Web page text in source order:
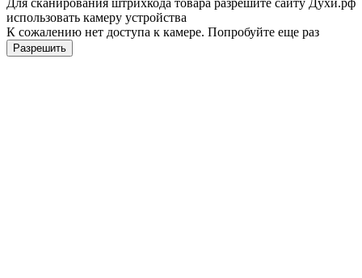
Для сканирования штрихкода товара разрешите сайту Духи.рф
использовать камеру устройства
К сожалению нет доступа к камере. Попробуйте еще раз
Разрешить